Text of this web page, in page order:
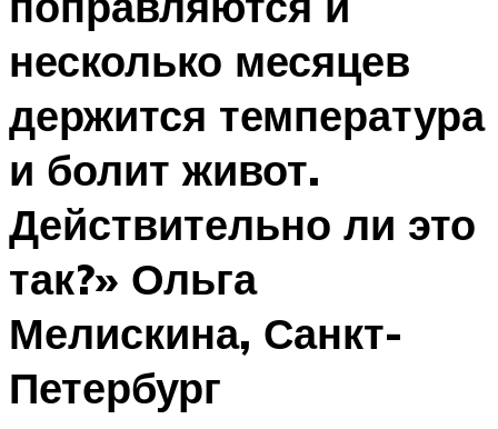
несколько месяцев
держится температура
и болит живот.
Действительно ли это
так?» Ольга
Мелискина, Санкт-
Петербург